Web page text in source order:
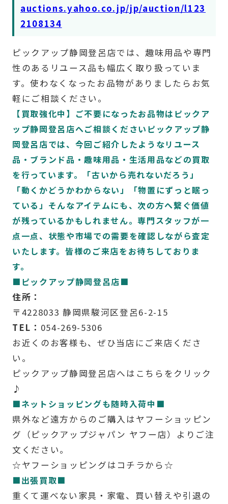
auctions.yahoo.co.jp/jp/auction/l123
2108134
ピックアップ静岡登呂店では、趣味用品や専門
性のあるリユース品も幅広く取り扱っていま
す。使わなくなったお品物がありましたらお気
軽にご相談ください。
【買取強化中】ご不要になったお品物はピックア
ップ静岡登呂店へご相談くださいピックアップ静
岡登呂店では、今回ご紹介したようなリユース
品・ブランド品・趣味用品・生活用品などの買取
を行っています。「古いから売れないだろう」
「動くかどうかわからない」「物置にずっと眠っ
ている」そんなアイテムにも、次の方へ繋ぐ価値
が残っているかもしれません。専門スタッフが一
点一点、状態や市場での需要を確認しながら査定
いたします。皆様のご来店をお待ちしておりま
す。
■ピックアップ静岡登呂店■
住所：
〒4228033 静岡県駿河区登呂6-2-15
TEL： 054-269-5306
お近くのお客様も、ぜひ当店にご来店くださ
い。
ピックアップ静岡登呂店へはこちらをクリック
♪
■ネットショッピングも随時入荷中■
県外など遠方からのご購入はヤフーショッピン
グ（ピックアップジャパン ヤフー店）よりご注
文ください。
☆ヤフーショッピングはコチラから☆
■出張買取■
重くて運べない家具・家電、買い替えや引退の